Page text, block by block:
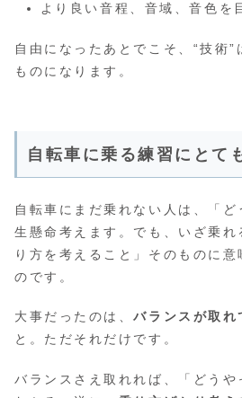
より良い音程、音域、音色を
自由になったあとでこそ、“技術
ものになります。
自転車に乗る練習にとて
自転車にまだ乗れない人は、「
生懸命考えます。でも、いざ乗れ
り方を考えること」そのものに意
のです。
大事だったのは、バランスが取れ
と。ただそれだけです。
バランスさえ取れれば、「どうや